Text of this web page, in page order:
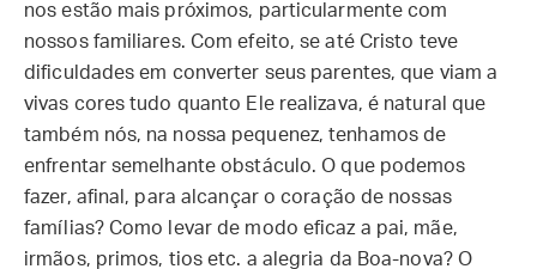
nos estão mais próximos, particularmente com
nossos familiares. Com efeito, se até Cristo teve
dificuldades em converter seus parentes, que viam a
vivas cores tudo quanto Ele realizava, é natural que
também nós, na nossa pequenez, tenhamos de
enfrentar semelhante obstáculo. O que podemos
fazer, afinal, para alcançar o coração de nossas
famílias? Como levar de modo eficaz a pai, mãe,
irmãos, primos, tios etc. a alegria da Boa-nova? O